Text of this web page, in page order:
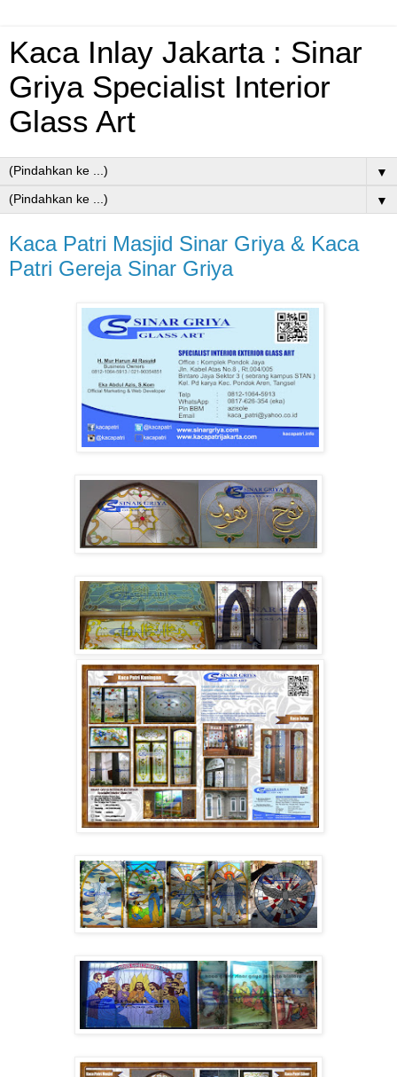
Kaca Inlay Jakarta : Sinar
Griya Specialist Interior
Glass Art
▼
▼
Kaca Patri Masjid Sinar Griya & Kaca
Patri Gereja Sinar Griya